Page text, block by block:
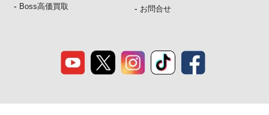
- Boss高価買取 - お問合せ